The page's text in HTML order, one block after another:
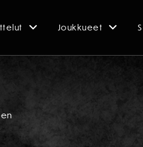
Joukkueet